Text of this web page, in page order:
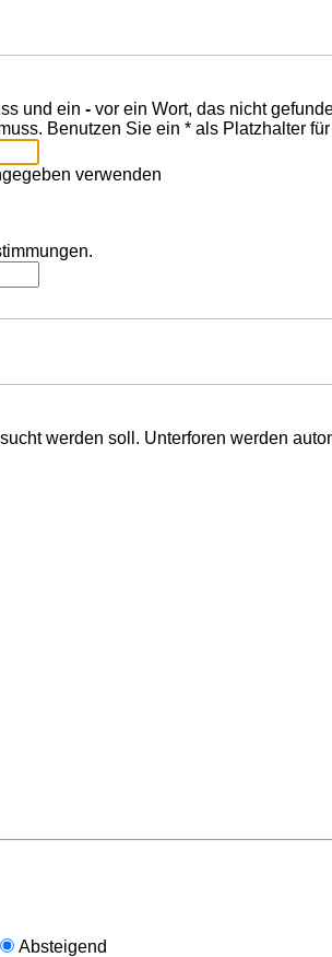
und ein - vor ein Wort, das nicht
Benutzen Sie ein * als Platzhalter
verwenden
werden soll. Unterforen werden
Absteigend